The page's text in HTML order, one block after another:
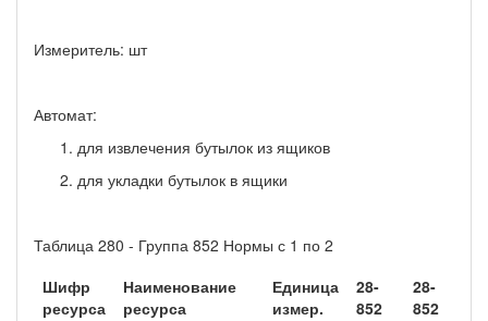
Измеритель: шт
Автомат:
для извлечения бутылок из ящиков
для укладки бутылок в ящики
Таблица 280 - Группа 852 Нормы с 1 по 2
Шифр
ресурса
Наименование
ресурса
Единица
измер.
28-
852
28-
852